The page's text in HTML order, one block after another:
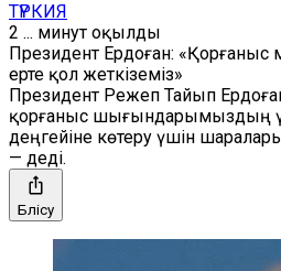
ТҮРКИЯ
2 ... минут оқылды
Президент Ердоған: «Қорғаныс
ерте қол жеткіземіз»
Президент Режеп Тайып
қорғаныс шығындарымыздың
деңгейіне көтеру үшін
— деді.
Бөлісу